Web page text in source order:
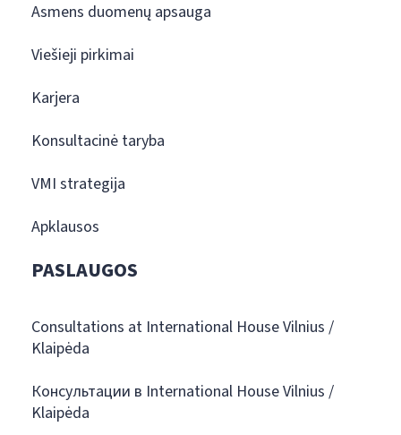
Asmens duomenų apsauga
Viešieji pirkimai
Karjera
Konsultacinė taryba
VMI strategija
Apklausos
PASLAUGOS
Consultations at International House Vilnius /
Klaipėda
Консультации в International House Vilnius /
Klaipėda